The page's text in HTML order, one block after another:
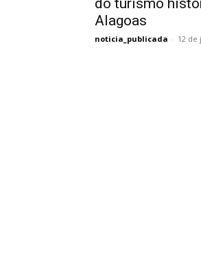
Alagoas
noticia_publicada - 12 de